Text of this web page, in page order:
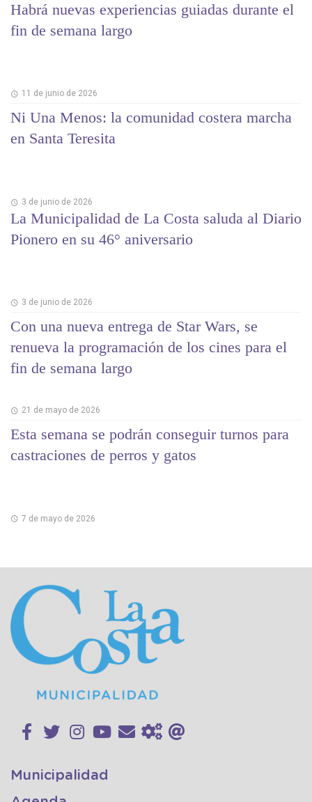
Habrá nuevas experiencias guiadas durante el
fin de semana largo
11 de junio de 2026
Ni Una Menos: la comunidad costera marcha
en Santa Teresita
3 de junio de 2026
La Municipalidad de La Costa saluda al Diario
Pionero en su 46° aniversario
3 de junio de 2026
Con una nueva entrega de Star Wars, se
renueva la programación de los cines para el
fin de semana largo
21 de mayo de 2026
Esta semana se podrán conseguir turnos para
castraciones de perros y gatos
7 de mayo de 2026
Municipalidad